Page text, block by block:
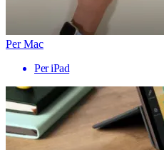
Per Mac
Per iPad